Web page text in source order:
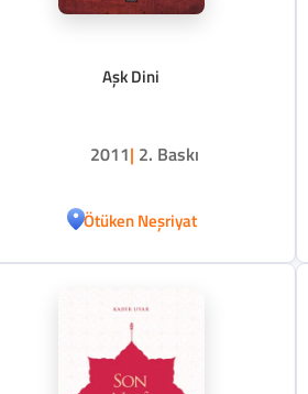
Aşk Dini
2011| 2. Baskı
Ötüken Neşriyat